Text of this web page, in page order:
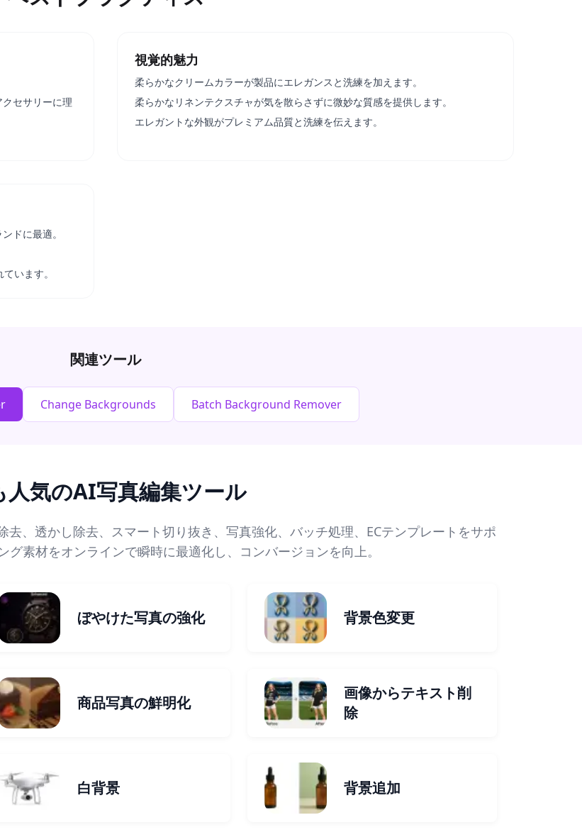
セサリーに理
視覚的魅力
柔らかなクリームカラーが製品にエレガンスと洗練を加えます。
柔らかなリネンテクスチャが気を散らさずに微妙な質感を提供します。
エレガントな外観がプレミアム品質と洗練を伝えます。
ドに最適。
います。
関連ツール
Change Backgrounds Batch Background Remover
人気のAI写真編集ツール
、透かし除去、スマート切り抜き、写真強化、バッチ処理、ECテンプレートをサポ
グ素材をオンラインで瞬時に最適化し、コンバージョンを向上。
ぼやけた写真の強化 背景色変更
商品写真の鮮明化
画像からテキスト削
除
白背景 背景追加